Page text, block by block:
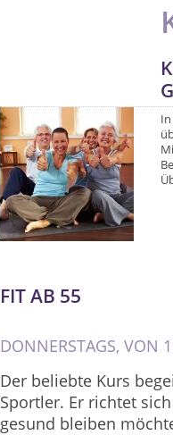
FIT AB 55
DONNERSTAGS, VON
Der beliebte Kurs
Sportler. Er richtet
gesund bleiben